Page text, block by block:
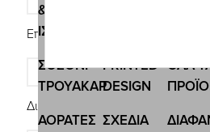
Επίθετο *
Διεύθυνση *
&
ΙΣΟΘΕΡΜΙΚΕΣ
ΟΛΑ
PRINTED
DESIGN
ΣΟΣΟΝΙ-
ΤΡΟΥΑΚΑΡ
ΣΧΕΔΙA
ΑΟΡΑΤΕΣ